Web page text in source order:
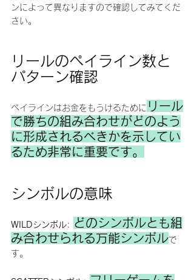
ンによって異なりますので確認してみてくだ
さい。
リールのペイライン数と
パターン確認
ペイラインはお金をもうけるために リール
で勝ちの組み合わせがどのよう
に形成されるべきかを示してい
るため非常に重要です。
シンボルの意味
WILDシンボル:
どのシンボルとも組
み合わせられる万能シンボルで
す。